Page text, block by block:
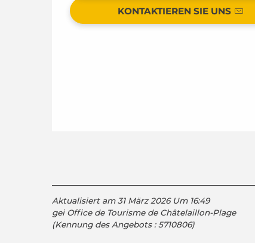
KONTAKTIEREN SIE UNS
Aktualisiert am 31 März 2026 Um 16:49
gei Office de Tourisme de Châtelaillon-Plage
(Kennung des Angebots :5710806)